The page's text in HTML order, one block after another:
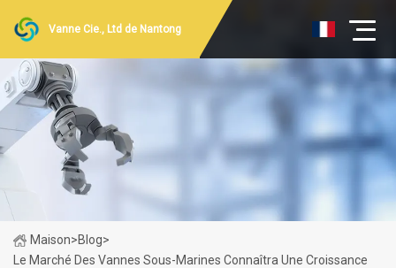
Vanne Cie., Ltd de Nantong
Maison>Blog>
Le Marché Des Vannes Sous-Marines Connaîtra Une Croissance